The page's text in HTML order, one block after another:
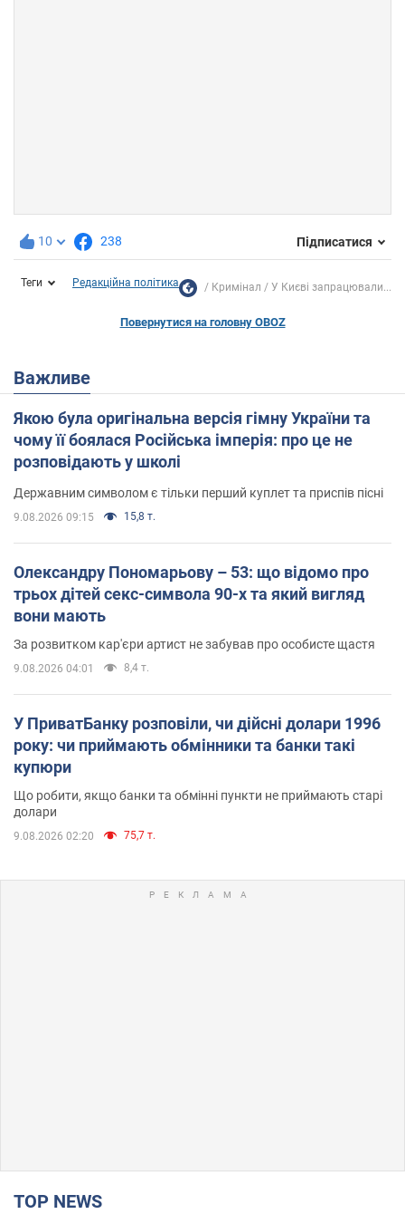
10 238 Підписатися
Теги Редакційна політика Кримінал У Києві запрацювали...
Повернутися на головну OBOZ
Важливе
Якою була оригінальна версія гімну України та
чому її боялася Російська імперія: про це не
розповідають у школі
Державним символом є тільки перший куплет та приспів пісні
9.08.2026 09:15 15,8 т.
Олександру Пономарьову – 53: що відомо про
трьох дітей секс-символа 90-х та який вигляд
вони мають
За розвитком кар'єри артист не забував про особисте щастя
9.08.2026 04:01 8,4 т.
У ПриватБанку розповіли, чи дійсні долари 1996
року: чи приймають обмінники та банки такі
купюри
Що робити, якщо банки та обмінні пункти не приймають старі
долари
9.08.2026 02:20 75,7 т.
TOP NEWS